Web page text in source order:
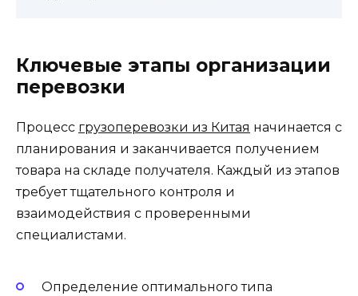
Ключевые этапы организации
перевозки
Процесс грузоперевозки из Китая начинается с
планирования и заканчивается получением
товара на складе получателя. Каждый из этапов
требует тщательного контроля и
взаимодействия с проверенными
специалистами.
Определение оптимального типа